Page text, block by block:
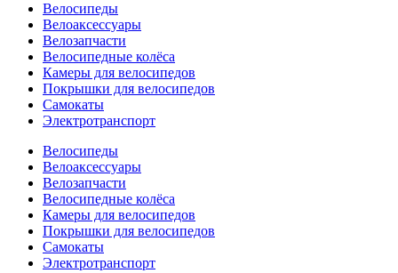
Велосипеды
Велоаксессуары
Велозапчасти
Велосипедные колёса
Камеры для велосипедов
Покрышки для велосипедов
Самокаты
Электротранспорт
Велосипеды
Велоаксессуары
Велозапчасти
Велосипедные колёса
Камеры для велосипедов
Покрышки для велосипедов
Самокаты
Электротранспорт